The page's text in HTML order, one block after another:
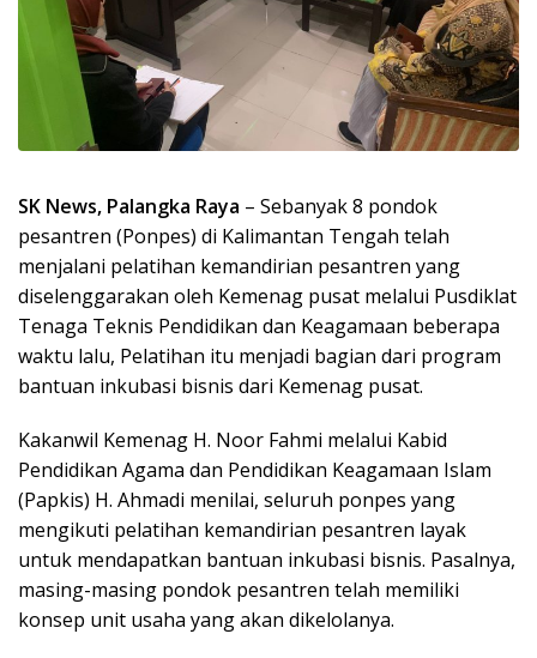
SK News, Palangka Raya – Sebanyak 8 pondok
pesantren (Ponpes) di Kalimantan Tengah telah
menjalani pelatihan kemandirian pesantren yang
diselenggarakan oleh Kemenag pusat melalui Pusdiklat
Tenaga Teknis Pendidikan dan Keagamaan beberapa
waktu lalu, Pelatihan itu menjadi bagian dari program
bantuan inkubasi bisnis dari Kemenag pusat.
Kakanwil Kemenag H. Noor Fahmi melalui Kabid
Pendidikan Agama dan Pendidikan Keagamaan Islam
(Papkis) H. Ahmadi menilai, seluruh ponpes yang
mengikuti pelatihan kemandirian pesantren layak
untuk mendapatkan bantuan inkubasi bisnis. Pasalnya,
masing-masing pondok pesantren telah memiliki
konsep unit usaha yang akan dikelolanya.